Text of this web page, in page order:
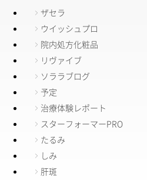
ザセラ
ウイッシュプロ
院内処方化粧品
リヴァイブ
ソララブログ
予定
治療体験レポート
スターフォーマーPRO
たるみ
しみ
肝斑